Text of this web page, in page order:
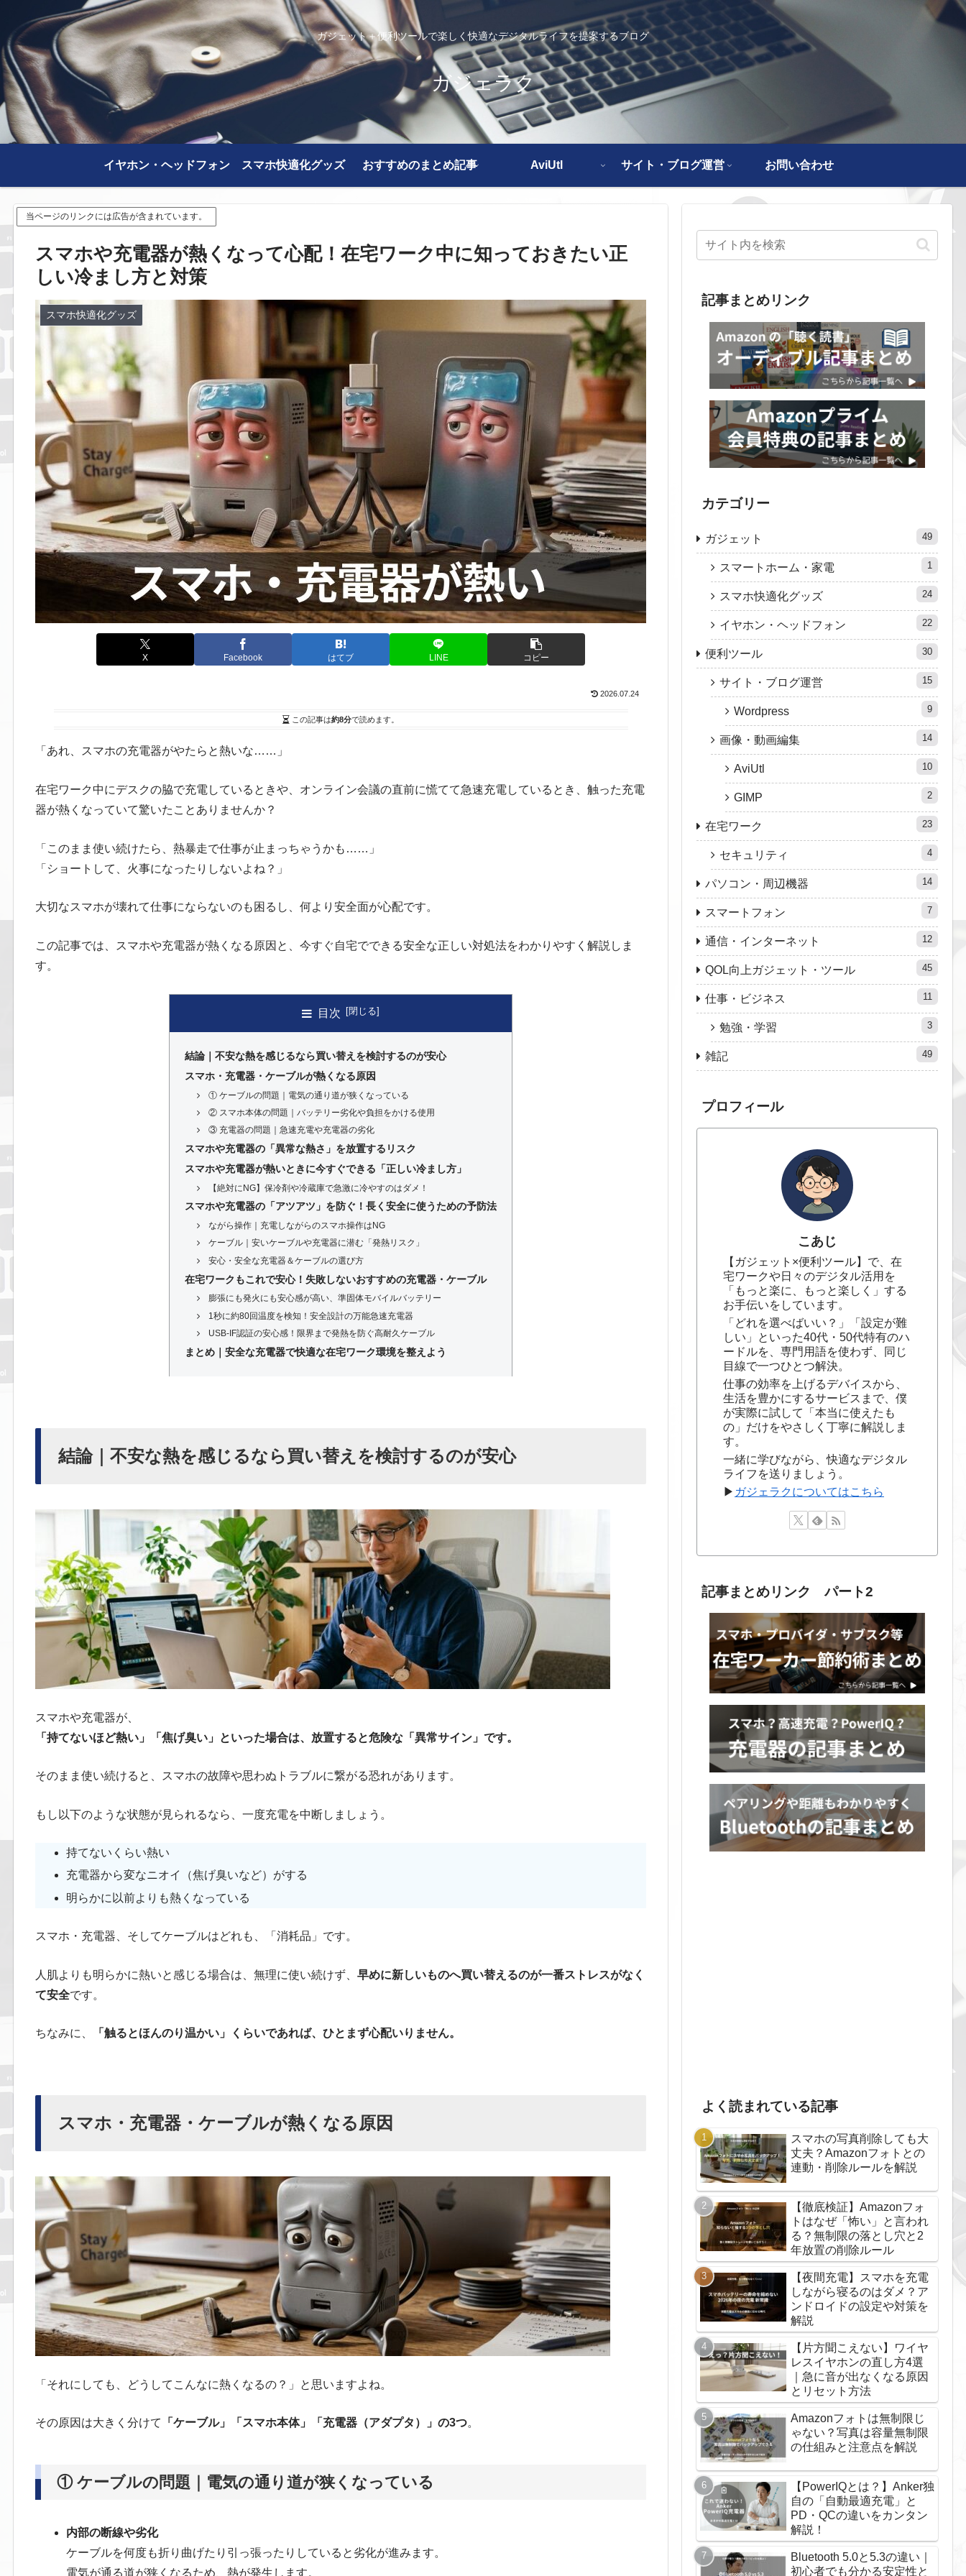
ガジェット＋便利ツールで楽しく快適なデジタルライフを提案するブログ
ガジェラク
イヤホン・ヘッドフォン スマホ快適化グッズ おすすめのまとめ記事 AviUtl サイト・ブログ運営 お問い合わせ
当ページのリンクには広告が含まれています。
スマホや充電器が熱くなって心配！在宅ワーク中に知っておきたい正
しい冷まし方と対策
スマホ快適化グッズ
X Facebook はてブ LINE コピー
2026.07.24
この記事は約8分で読めます。
「あれ、スマホの充電器がやたらと熱いな……」
在宅ワーク中にデスクの脇で充電しているときや、オンライン会議の直前に慌てて急速充電しているとき、触った充電
器が熱くなっていて驚いたことありませんか？
「このまま使い続けたら、熱暴走で仕事が止まっちゃうかも……」
「ショートして、火事になったりしないよね？」
大切なスマホが壊れて仕事にならないのも困るし、何より安全面が心配です。
この記事では、スマホや充電器が熱くなる原因と、今すぐ自宅でできる安全な正しい対処法をわかりやすく解説しま
す。
目次
結論｜不安な熱を感じるなら買い替えを検討するのが安心
スマホ・充電器・ケーブルが熱くなる原因
① ケーブルの問題｜電気の通り道が狭くなっている
② スマホ本体の問題｜バッテリー劣化や負担をかける使用
③ 充電器の問題｜急速充電や充電器の劣化
スマホや充電器の「異常な熱さ」を放置するリスク
スマホや充電器が熱いときに今すぐできる「正しい冷まし方」
【絶対にNG】保冷剤や冷蔵庫で急激に冷やすのはダメ！
スマホや充電器の「アツアツ」を防ぐ！長く安全に使うための予防法
ながら操作｜充電しながらのスマホ操作はNG
ケーブル｜安いケーブルや充電器に潜む「発熱リスク」
安心・安全な充電器＆ケーブルの選び方
在宅ワークもこれで安心！失敗しないおすすめの充電器・ケーブル
膨張にも発火にも安心感が高い、準固体モバイルバッテリー
1秒に約80回温度を検知！安全設計の万能急速充電器
USB-IF認証の安心感！限界まで発熱を防ぐ高耐久ケーブル
まとめ｜安全な充電器で快適な在宅ワーク環境を整えよう
結論｜不安な熱を感じるなら買い替えを検討するのが安心
スマホや充電器が、
「持てないほど熱い」「焦げ臭い」といった場合は、放置すると危険な「異常サイン」です。
そのまま使い続けると、スマホの故障や思わぬトラブルに繋がる恐れがあります。
もし以下のような状態が見られるなら、一度充電を中断しましょう。
持てないくらい熱い
充電器から変なニオイ（焦げ臭いなど）がする
明らかに以前よりも熱くなっている
スマホ・充電器、そしてケーブルはどれも、「消耗品」です。
人肌よりも明らかに熱いと感じる場合は、無理に使い続けず、 早めに新しいものへ買い替えるのが一番ストレスがなく
て安全です。
ちなみに、 「触るとほんのり温かい」くらいであれば、ひとまず心配いりません。
スマホ・充電器・ケーブルが熱くなる原因
「それにしても、どうしてこんなに熱くなるの？」と思いますよね。
その原因は大きく分けて 「ケーブル」「スマホ本体」「充電器（アダプタ）」の3つ。
① ケーブルの問題｜電気の通り道が狭くなっている
内部の断線や劣化
ケーブルを何度も折り曲げたり引っ張ったりしていると劣化が進みます。
電気が通る道が狭くなるため、熱が発生します。
記事まとめリンク
カテゴリー
ガジェット 49
スマートホーム・家電 1
スマホ快適化グッズ 24
イヤホン・ヘッドフォン 22
便利ツール 30
サイト・ブログ運営 15
Wordpress 9
画像・動画編集 14
AviUtl 10
GIMP 2
在宅ワーク 23
セキュリティ 4
パソコン・周辺機器 14
スマートフォン 7
通信・インターネット 12
QOL向上ガジェット・ツール 45
仕事・ビジネス 11
勉強・学習 3
雑記 49
プロフィール
こあじ
【ガジェット×便利ツール】で、在
宅ワークや日々のデジタル活用を
「もっと楽に、もっと楽しく」する
お手伝いをしています。
「どれを選べばいい？」「設定が難
しい」といった40代・50代特有のハ
ードルを、専門用語を使わず、同じ
目線で一つひとつ解決。
仕事の効率を上げるデバイスから、
生活を豊かにするサービスまで、僕
が実際に試して「本当に使えたも
の」だけをやさしく丁寧に解説しま
す。
一緒に学びながら、快適なデジタル
ライフを送りましょう。
▶ ガジェラクについてはこちら
記事まとめリンク パート2
よく読まれている記事
スマホの写真削除しても大
丈夫？Amazonフォトとの
連動・削除ルールを解説
【徹底検証】Amazonフォ
トはなぜ「怖い」と言われ
る？無制限の落とし穴と2
年放置の削除ルール
【夜間充電】スマホを充電
しながら寝るのはダメ？ア
ンドロイドの設定や対策を
解説
【片方聞こえない】ワイヤ
レスイヤホンの直し方4選
｜急に音が出なくなる原因
とリセット方法
Amazonフォトは無制限じ
ゃない？写真は容量無制限
の仕組みと注意点を解説
【PowerIQとは？】Anker独
自の「自動最適充電」と
PD・QCの違いをカンタン
解説！
Bluetooth 5.0と5.3の違い｜
初心者でも分かる安定性と